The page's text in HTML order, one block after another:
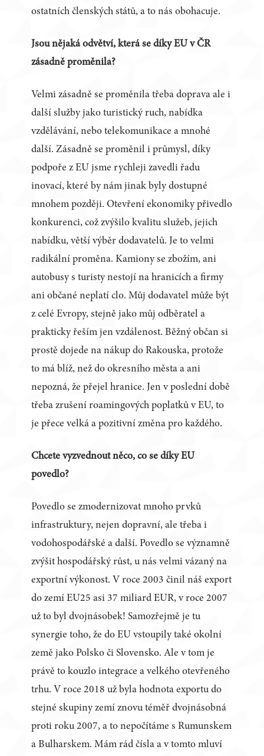
ostatních členských států, a to nás obohacuje.
Jsou nějaká odvětví, která se díky EU v ČR
zásadně proměnila?
Velmi zásadně se proměnila třeba doprava ale i
další služby jako turistický ruch, nabídka
vzdělávání, nebo telekomunikace a mnohé
další. Zásadně se proměnil i průmysl, díky
podpoře z EU jsme rychleji zavedli řadu
inovací, které by nám jinak byly dostupné
mnohem později. Otevření ekonomiky přivedlo
konkurenci, což zvýšilo kvalitu služeb, jejich
nabídku, větší výběr dodavatelů. Je to velmi
radikální proměna. Kamiony se zbožím, ani
autobusy s turisty nestojí na hranicích a firmy
ani občané neplatí clo. Můj dodavatel může být
z celé Evropy, stejně jako můj odběratel a
prakticky řeším jen vzdálenost. Běžný občan si
prostě dojede na nákup do Rakouska, protože
to má blíž, než do okresního města a ani
nepozná, že přejel hranice. Jen v poslední době
třeba zrušení roamingových poplatků v EU, to
je přece velká a pozitivní změna pro každého.
Chcete vyzvednout něco, co se díky EU
povedlo?
Povedlo se zmodernizovat mnoho prvků
infrastruktury, nejen dopravní, ale třeba i
vodohospodářské a další. Povedlo se významně
zvýšit hospodářský růst, u nás velmi vázaný na
exportní výkonost. V roce 2003 činil náš export
do zemí EU25 asi 37 miliard EUR, v roce 2007
už to byl dvojnásobek! Samozřejmě je tu
synergie toho, že do EU vstoupily také okolní
země jako Polsko či Slovensko. Ale v tom je
právě to kouzlo integrace a velkého otevřeného
trhu. V roce 2018 už byla hodnota exportu do
stejné skupiny zemí znovu téměř dvojnásobná
proti roku 2007, a to nepočítáme s Rumunskem
a Bulharskem. Mám rád čísla a v tomto mluví